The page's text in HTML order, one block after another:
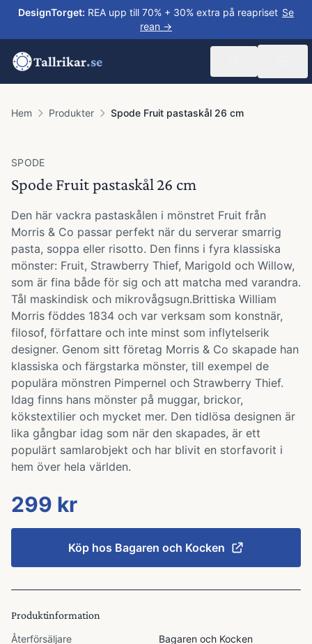
DesignTorget: REA upp till 70% + 30% extra på reapriset Se
rean →
Tallrikar.se
Hem Produkter Spode Fruit pastaskål 26 cm
SPODE
Spode Fruit pastaskål 26 cm
Den här vackra pastaskålen i mönstret Fruit från
Morris & Co passar perfekt när du serverar smarrig
pasta, soppa eller risotto. Den finns i fyra klassiska
mönster: Fruit, Strawberry Thief, Marigold och Willow,
som är fina både för sig och att matcha med varandra.
Tål maskindisk och mikrovågsugn.Brittiska William
Morris föddes 1834 och var verksam som konstnär,
filosof, författare och inte minst som inflytelserik
designer. Genom sitt företag Morris & Co skapade han
klassiska och färgstarka mönster, till exempel de
populära mönstren Pimpernel och Strawberry Thief.
Idag finns hans mönster på muggar, brickor,
kökstextilier och mycket mer. Den tidlösa designen är
lika gångbar idag som när den skapades, är ett
populärt samlarobjekt och har blivit en storfavorit i
hem över hela världen.
299 kr
Köp hos Bagaren och Kocken
Produktinformation
Återförsäljare
Bagaren och Kocken